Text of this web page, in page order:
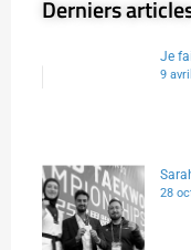
Derniers
Je
9
28